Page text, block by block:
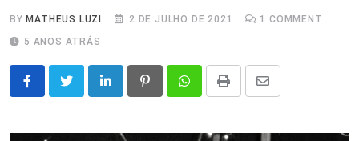
BY MATHEUS LUZI 2 DE JULHO DE 2021 1
COMMENT
5 ANOS ATRÁS
LinkedIn PinterestWhatsappPrint
Share
Email